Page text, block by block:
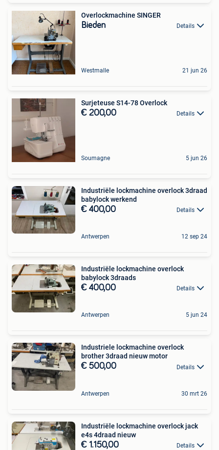
Overlockmachine SINGER
Bieden Details
Westmalle 21 jun 26
Surjeteuse S14-78 Overlock
€ 200,00 Details
Soumagne 5 jun 26
Industriële lockmachine overlock 3draad
babylock werkend
€ 400,00 Details
Antwerpen 12 sep 24
Industriële lockmachine overlock
babylock 3draads
€ 400,00 Details
Antwerpen 5 jun 24
Industriele lockmachine overlock
brother 3draad nieuw motor
€ 500,00 Details
Antwerpen 30 mrt 26
Industriële lockmachine overlock jack
e4s 4draad nieuw
€ 1.150,00 Details